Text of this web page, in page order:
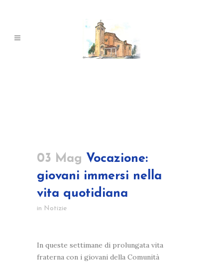
03 Mag Vocazione:
giovani immersi nella
vita quotidiana
in Notizie
In queste settimane di prolungata vita
fraterna con i giovani della Comunità